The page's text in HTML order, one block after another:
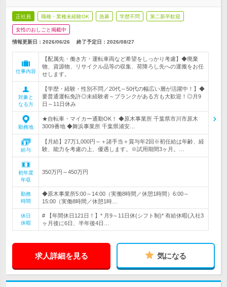
正社員 職種・業種未経験OK 急募 学歴不問 第二新卒歓迎
女性のおしごと掲載中
情報更新日：2026/06/26 終了予定日： 2026/08/27
仕事内容
【配属先・働き方・運転車両など希望をしっかり考慮】◆廃棄
物、資源物、リサイクル品等の収集、荷降ろし先への運搬をお任
せします。
対象と
なる方
【学歴・経験・性別不問／20代～50代の幅広い層が活躍中！】◆
要普通運転免許◎未経験者～ブランクがある方も大歓迎！◎月9
日～11日休み
勤務地
★自転車・マイカー通勤OK！ ◆原木事業所 千葉県市川市原木
3009番地 ◆舞浜事業所 千葉県浦安…
給与
【月給】27万1,000円～＋諸手当＋賞与年2回※初任給は年齢、経
験、能力を考慮の上、優遇します。※試用期間3ヶ月。…
初年度
年収
350万円～450万円
勤務
時間
◆原木事業所5:00～14:00（実働8時間／休憩1時間）6:00～
15:00（実働8時間／休憩1時…
休日
休暇
# 【年間休日121日！】* 月9～11日休(シフト制)* 有給休暇(入社3
ヶ月後に6日、半年後4日…
求人詳細を見る 気になる